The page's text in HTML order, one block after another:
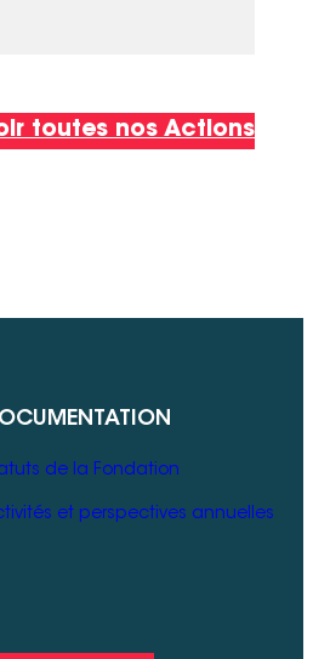
toutes nos Actions
de la Fondation
et perspectives annuelles